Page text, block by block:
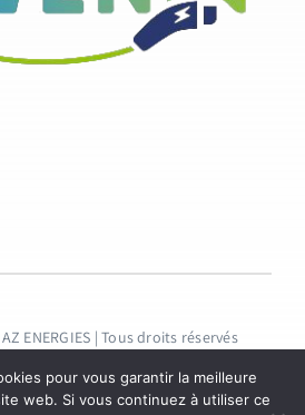
ENERGIES | Tous droits réservés
pour vous garantir la meilleure
web. Si vous continuez à utiliser ce